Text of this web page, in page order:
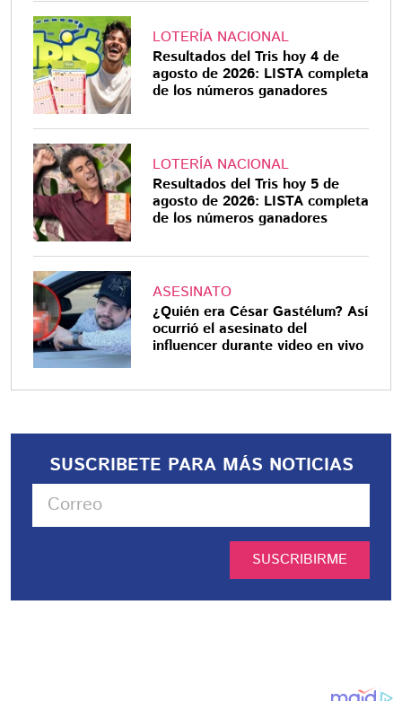
LOTERÍA NACIONAL
Resultados del Tris hoy 4 de
agosto de 2026: LISTA completa
de los números ganadores
LOTERÍA NACIONAL
Resultados del Tris hoy 5 de
agosto de 2026: LISTA completa
de los números ganadores
ASESINATO
¿Quién era César Gastélum? Así
ocurrió el asesinato del
influencer durante video en vivo
SUSCRIBETE PARA MÁS NOTICIAS
SUSCRIBIRME